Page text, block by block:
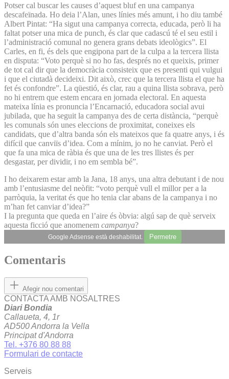
Potser cal buscar les causes d’aquest bluf en una campanya
descafeïnada. Ho deia l’Alan, unes línies més amunt, i ho diu també
Albert Pintat: “Ha sigut una campanya correcta, educada, però li ha
faltat potser una mica de punch, és clar que cadascú té el seu estil i
l’administració comunal no genera grans debats ideològics”. El
Carles, en fi, és dels que engipona part de la culpa a la tercera llista
en disputa: “Voto perquè si no ho fas, després no et queixis, primer
de tot cal dir que la democràcia consisteix que es presenti qui vulgui
i que el ciutadà decideixi. Dit això, crec que la tercera llista el que ha
fet és confondre”. La qüestió, és clar, rau a quina llista sobrava, però
no hi entrem que estem encara en jornada electoral. En aquesta
mateixa línia es pronuncia l’Encarnació, educadora social avui
jubilada, que ha seguit la campanya des de certa distància, “perquè
les comunals són unes eleccions de proximitat, coneixes els
candidats, que d’altra banda són els mateixos que fa quatre anys, i és
difícil que canviïs d’idea. Com a mínim, jo no he canviat. Però el
que fa una mica de ràbia és que una de les tres llistes és per
desgastar, per dividir, i no em sembla bé”.
I ho deixarem estar amb la Jana, 18 anys, una altra debutant i de nou
amb l’entusiasme del neòfit: “voto perquè vull el millor per a la
parròquia, la veritat és que ho tenia clar abans de la campanya i no
m’han fet canviar d’idea?”
I la pregunta que queda en l’aire és òbvia: algú sap de què serveix
aquesta ficció que anomenem campanya?
Google Adsense està deshabilitat. Permetre
Comentaris
Afegir nou comentari
CONTACTA AMB NOSALTRES
Diari Bondia
Callaueta, 4, 1r
AD500 Andorra la Vella
Principat d'Andorra
Tel. +376 80 88 88
Formulari de contacte
Serveis